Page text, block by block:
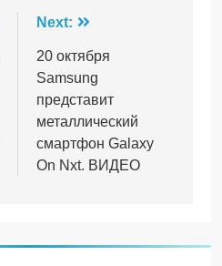
Next:
20 октября
Samsung
представит
металлический
смартфон Galaxy
On Nxt. ВИДЕО